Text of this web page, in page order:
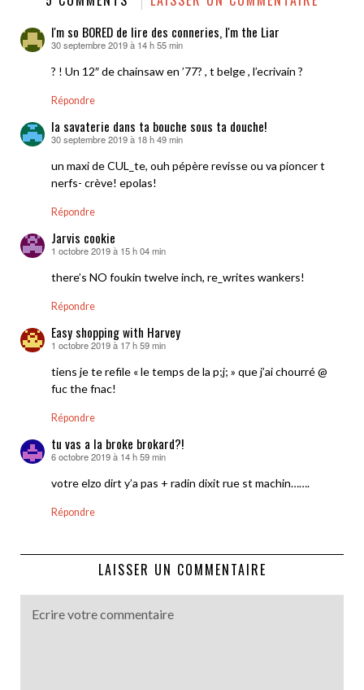
I'm so BORED de lire des conneries, I'm the Liar
dit :
30 septembre 2019 à 14 h 55 min
? ! Un 12″ de chainsaw en ’77? , t belge , l’ecrivain ?
Répondre
la savaterie dans ta bouche sous ta douche!
dit :
30 septembre 2019 à 18 h 49 min
un maxi de CUL_te, ouh pépère revisse ou va pioncer t
nerfs- crève! epolas!
Répondre
Jarvis cookie
dit :
1 octobre 2019 à 15 h 04 min
there’s NO foukin twelve inch, re_writes wankers!
Répondre
Easy shopping with Harvey
dit :
1 octobre 2019 à 17 h 59 min
tiens je te refile « le temps de la p;j; » que j’ai chourré @
fuc the fnac!
Répondre
tu vas a la broke brokard?!
dit :
6 octobre 2019 à 14 h 59 min
votre elzo dirt y’a pas + radin dixit rue st machin…….
Répondre
LAISSER UN COMMENTAIRE